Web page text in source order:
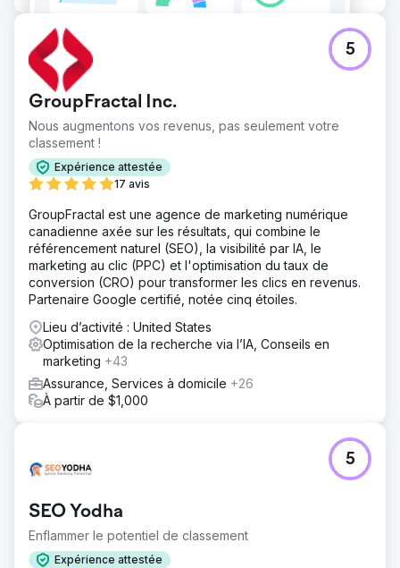
GroupFractal Inc.
Nous augmentons vos revenus, pas seulement votre
classement !
Expérience attestée
17 avis
5
GroupFractal est une agence de marketing numérique
canadienne axée sur les résultats, qui combine le
référencement naturel (SEO), la visibilité par IA, le
marketing au clic (PPC) et l'optimisation du taux de
conversion (CRO) pour transformer les clics en revenus.
Partenaire Google certifié, notée cinq étoiles.
Lieu d’activité : United States
Optimisation de la recherche via l’IA, Conseils en
marketing +43
Assurance, Services à domicile +26
À partir de $1,000
SEO Yodha
Enflammer le potentiel de classement
Expérience attestée
5